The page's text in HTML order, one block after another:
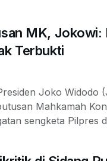
MK, Jokowi:
Terbukti
Joko Widodo
Mahkamah
sengketa Pilpres